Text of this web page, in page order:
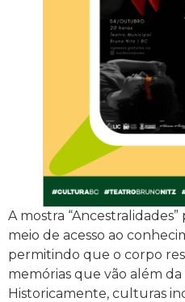
A mostra
meio de acesso ao
permitindo que o corpo
memórias que vão além da
Historicamente, culturas